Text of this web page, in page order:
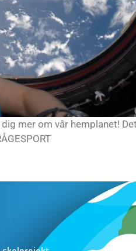
mer om vår hemplanet!